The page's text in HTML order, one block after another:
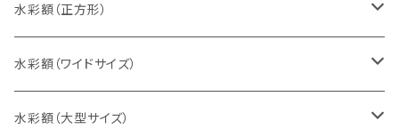
八切判（242×303ミリ）
太子判（288×379ミリ）
四切判（348×424ミリ）
スケッチ4Ｆ（352×443ミリ）
スケッチ6Ｆ（458×550ミリ）
スケッチ8Ｆ（520×595ミリ）
水彩額（正方形）
10cm正方形（100×100ミリ）
15cm正方形（150×150ミリ）
水彩額（ワイドサイズ）
15×30cm
水彩額（大型サイズ）